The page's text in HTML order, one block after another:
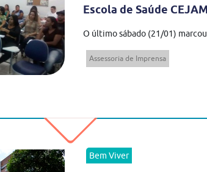
Escola de Saúde
O último sábado (21/01) marcou
Assessoria de Imprensa
Bem Viver